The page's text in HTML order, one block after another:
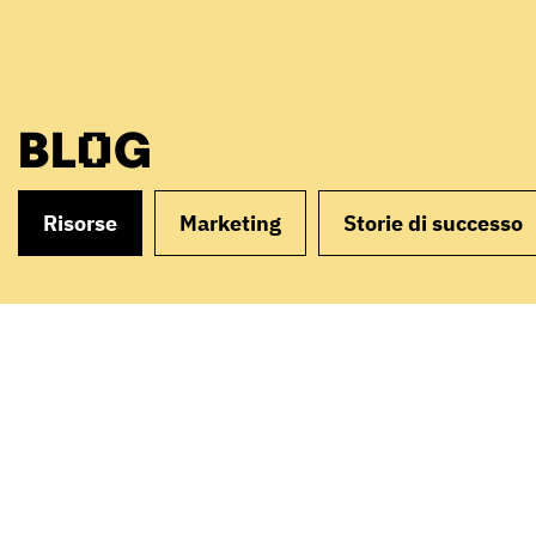
BLOG
Risorse Marketing Storie di successo